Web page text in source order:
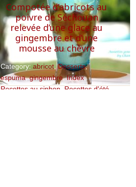
Compotée d’abricots au
poivre de Séchouan
relevée d’une glace au
gingembre et d’une
mousse au chèvre
Category:abricot,Desserts,
espuma,gingembre,Index,
Recettes au siphon,Recettes d'été,